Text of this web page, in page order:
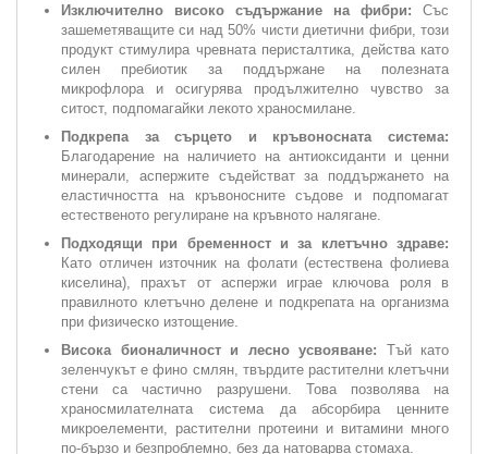
Изключително високо съдържание на фибри: Със
зашеметяващите си над 50% чисти диетични фибри, този
продукт стимулира чревната перисталтика, действа като
силен пребиотик за поддържане на полезната
микрофлора и осигурява продължително чувство за
ситост, подпомагайки лекото храносмилане.
Подкрепа за сърцето и кръвоносната система:
Благодарение на наличието на антиоксиданти и ценни
минерали, аспержите съдействат за поддържането на
еластичността на кръвоносните съдове и подпомагат
естественото регулиране на кръвното налягане.
Подходящи при бременност и за клетъчно здраве:
Като отличен източник на фолати (естествена фолиева
киселина), прахът от аспержи играе ключова роля в
правилното клетъчно делене и подкрепата на организма
при физическо изтощение.
Висока бионаличност и лесно усвояване: Тъй като
зеленчукът е фино смлян, твърдите растителни клетъчни
стени са частично разрушени. Това позволява на
храносмилателната система да абсорбира ценните
микроелементи, растителни протеини и витамини много
по-бързо и безпроблемно, без да натоварва стомаха.